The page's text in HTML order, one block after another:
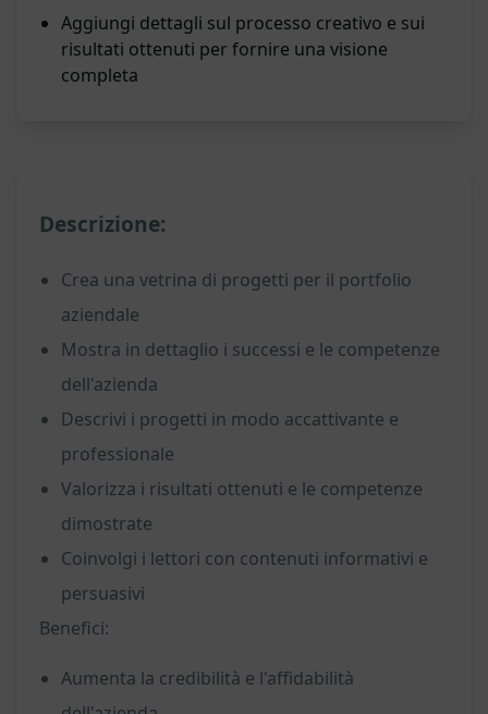
Aggiungi dettagli sul processo creativo e sui
risultati ottenuti per fornire una visione
completa
Descrizione:
Crea una vetrina di progetti per il portfolio
aziendale
Mostra in dettaglio i successi e le competenze
dell'azienda
Descrivi i progetti in modo accattivante e
professionale
Valorizza i risultati ottenuti e le competenze
dimostrate
Coinvolgi i lettori con contenuti informativi e
persuasivi
Benefici:
Aumenta la credibilità e l'affidabilità